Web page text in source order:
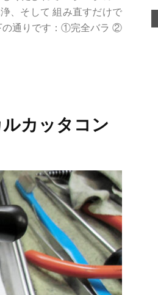
、そして 組み直すだけで
の通りです：①完全バラ ②
カッタコン